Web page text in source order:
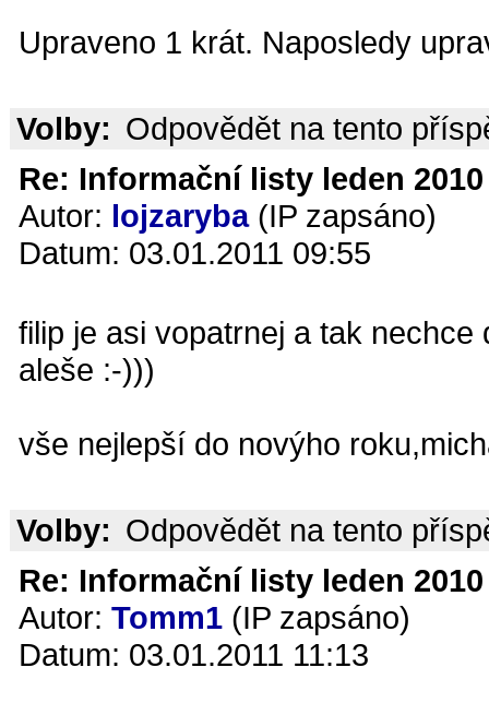
Upraveno 1 krát. Naposledy
Volby: Odpovědět na tento
Re: Informační listy leden
Autor: lojzaryba(IP zapsáno)
Datum: 03.01.2011 09:55
filip je asi vopatrnej a tak
aleše :-)))
vše nejlepší do novýho
Volby: Odpovědět na tento
Re: Informační listy leden
Autor: Tomm1 (IP zapsáno)
Datum: 03.01.2011 11:13